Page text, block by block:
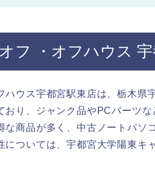
フ ・オフハウス
ハウス宇都宮駅東店は、栃木県
おり、ジャンク品やPCパーツ
な商品が多く、中古ノートパソ
については、宇都宮大学陽東キ